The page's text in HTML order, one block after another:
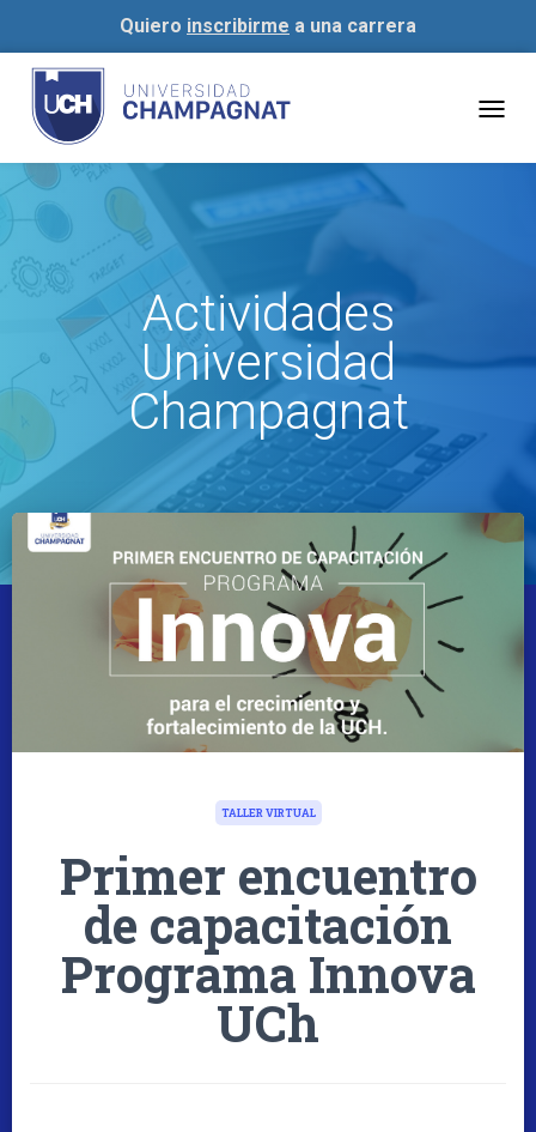
Quiero inscribirme a una carrera
Actividades
Universidad
Champagnat
TALLER VIRTUAL
Primer encuentro
de capacitación
Programa Innova
UCh